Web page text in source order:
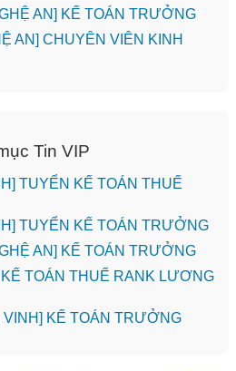
AN] KẾ TOÁN TRƯỞNG
AN] CHUYÊN VIÊN KINH
Tin VIP
TUYỂN KẾ TOÁN THUẾ
TUYỂN KẾ TOÁN TRƯỞNG
AN] KẾ TOÁN TRƯỞNG
TOÁN THUẾ RANK LƯƠNG
VINH] KẾ TOÁN TRƯỞNG